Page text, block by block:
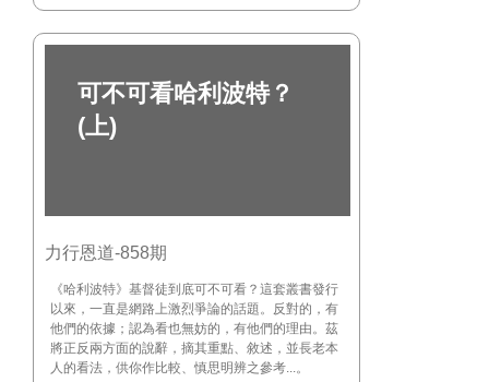
可不可看哈利波特？
(上)
力行恩道-858期
《哈利波特》基督徒到底可不可看？這套叢書發行
以來，一直是網路上激烈爭論的話題。反對的，有
他們的依據；認為看也無妨的，有他們的理由。茲
將正反兩方面的說辭，摘其重點、敘述，並長老本
人的看法，供你作比較、慎思明辨之參考...。